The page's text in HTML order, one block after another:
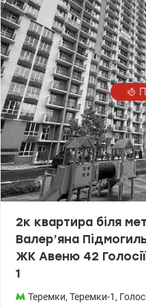
метрів. Окремий санвузол з
технікою: вбудована кухня,
витяжка, духовка, пралка,
великі шафи купе, два
кухні є велика засклена
поміняні батареї, нові
2к квартира біля
Валер’яна
ЖК Авеню 42
1
Теремки, Теремки-1 ,